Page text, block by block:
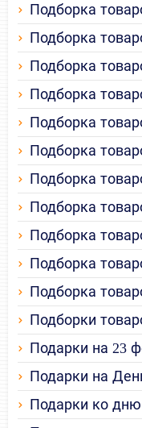
Подборка
Подборка
Подборка
Подборка
Подборка
Подборка
Подборка
Подборка
Подборка
Подборка
Подборка
Подборки
Подарки на 23
Подарки на
Подарки ко